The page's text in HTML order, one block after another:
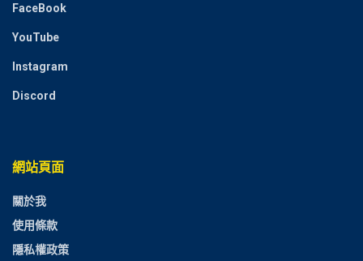
FaceBook
YouTube
Instagram
Discord
網站頁面
關於我
使用條款
隱私權政策